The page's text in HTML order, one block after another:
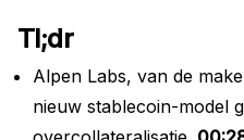
Tl;dr
Alpen Labs, van de
nieuw stablecoin-model